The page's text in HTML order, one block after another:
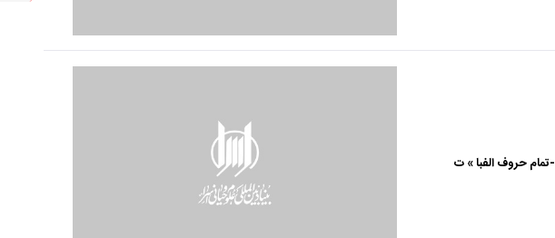
-تمام حروف الفبا » ت